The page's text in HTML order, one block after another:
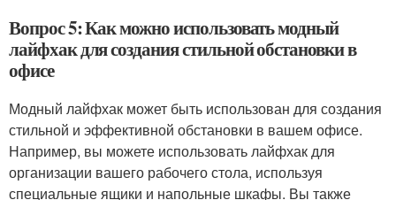
Вопрос 5: Как можно использовать модный
лайфхак для создания стильной обстановки в
офисе
Модный лайфхак может быть использован для создания
стильной и эффективной обстановки в вашем офисе.
Например, вы можете использовать лайфхак для
организации вашего рабочего стола, используя
специальные ящики и напольные шкафы. Вы также